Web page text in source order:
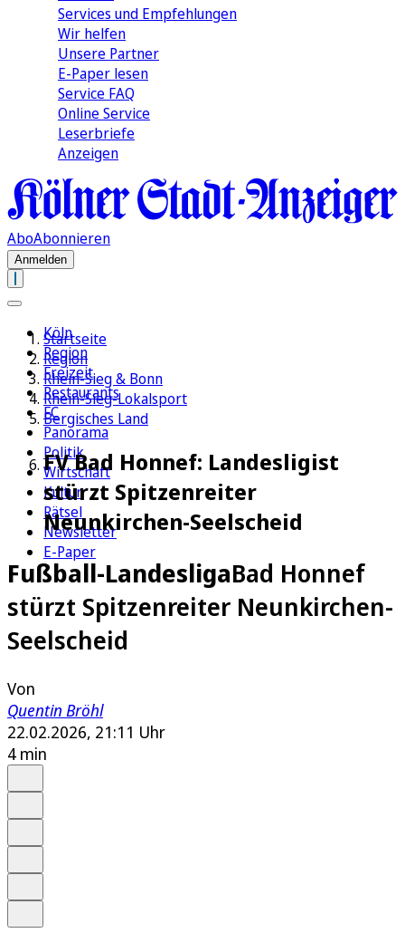
Services und Empfehlungen
Wir helfen
Unsere Partner
E-Paper lesen
Service FAQ
Online Service
Leserbriefe
Anzeigen
AboAbonnieren
Anmelden
Köln
Region
Freizeit
Restaurants
FC
Panorama
Politik
Wirtschaft
Kultur
Rätsel
Newsletter
E-Paper
Startseite
Region
Rhein-Sieg & Bonn
Rhein-Sieg-Lokalsport
Bergisches Land
FV Bad Honnef: Landesligist
stürzt Spitzenreiter
Neunkirchen-Seelscheid
Fußball-LandesligaBad Honnef
stürzt Spitzenreiter Neunkirchen-
Seelscheid
Von
Quentin Bröhl
22.02.2026, 21:11 Uhr
4 min